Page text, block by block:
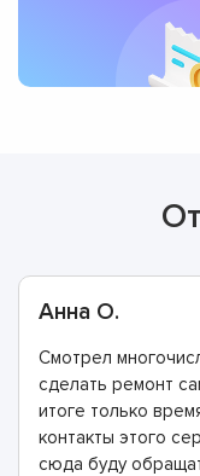
Анна О.
Смотрел
сделать ремонт
итоге только
контакты этого
сюда буду